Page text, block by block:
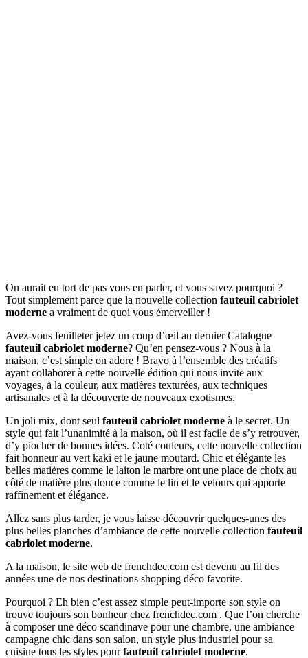
On aurait eu tort de pas vous en parler, et vous savez pourquoi ?
Tout simplement parce que la nouvelle collection fauteuil cabriolet
moderne a vraiment de quoi vous émerveiller !
Avez-vous feuilleter jetez un coup d’œil au dernier Catalogue
fauteuil cabriolet moderne? Qu’en pensez-vous ? Nous à la
maison, c’est simple on adore ! Bravo à l’ensemble des créatifs
ayant collaborer à cette nouvelle édition qui nous invite aux
voyages, à la couleur, aux matières texturées, aux techniques
artisanales et à la découverte de nouveaux exotismes.
Un joli mix, dont seul fauteuil cabriolet moderne à le secret. Un
style qui fait l’unanimité à la maison, où il est facile de s’y retrouver,
d’y piocher de bonnes idées. Coté couleurs, cette nouvelle collection
fait honneur au vert kaki et le jaune moutard. Chic et élégante les
belles matières comme le laiton le marbre ont une place de choix au
côté de matière plus douce comme le lin et le velours qui apporte
raffinement et élégance.
Allez sans plus tarder, je vous laisse découvrir quelques-unes des
plus belles planches d’ambiance de cette nouvelle collection fauteuil
cabriolet moderne.
A la maison, le site web de frenchdec.com est devenu au fil des
années une de nos destinations shopping déco favorite.
Pourquoi ? Eh bien c’est assez simple peut-importe son style on
trouve toujours son bonheur chez frenchdec.com . Que l’on cherche
à composer une déco scandinave pour une chambre, une ambiance
campagne chic dans son salon, un style plus industriel pour sa
cuisine tous les styles pourfauteuil cabriolet moderne.